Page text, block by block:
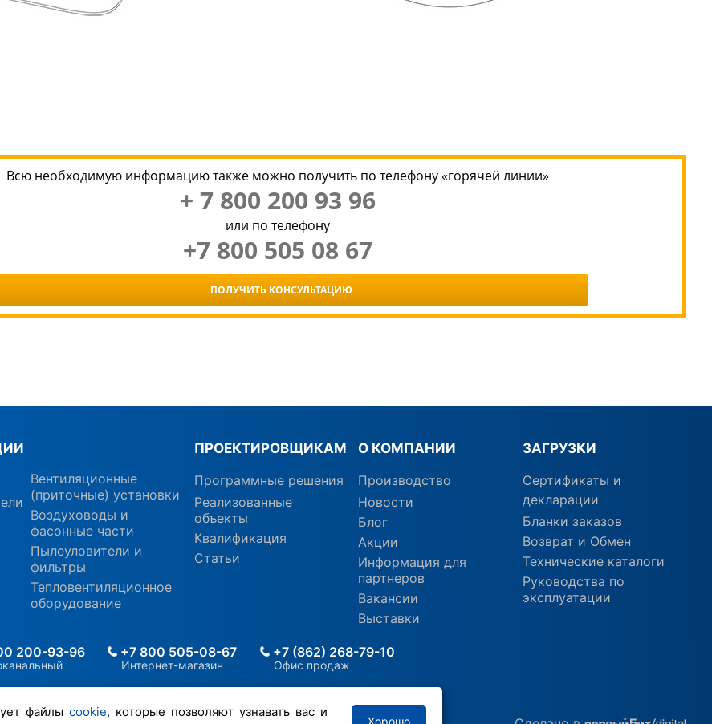
Всю необходимую информацию также можно получить по телефону «горячей линии»
+ 7 800 200 93 96
или по телефону
+7 800 505 08 67
ПОЛУЧИТЬ КОНСУЛЬТАЦИЮ
файлы cookie, которые позволяют узнавать вас и
Хорошо
Вентиляционные
(приточные) установки
Воздуховоды и
фасонные части
Пылеуловители и
фильтры
Тепловентиляционное
оборудование
ПРОЕКТИРОВЩИКАМ
Программные решения
Реализованные
объекты
Квалификация
Статьи
О КОМПАНИИ
Производство
Новости
Блог
Акции
Информация для
партнеров
Вакансии
Выставки
ЗАГРУЗКИ
Сертификаты и
декларации
Бланки заказов
Возврат и Обмен
Технические каталоги
Руководства по
эксплуатации
200-93-96 +7 800 505-08-67
Интернет-магазин
+7 (862) 268-79-10
Офис продаж